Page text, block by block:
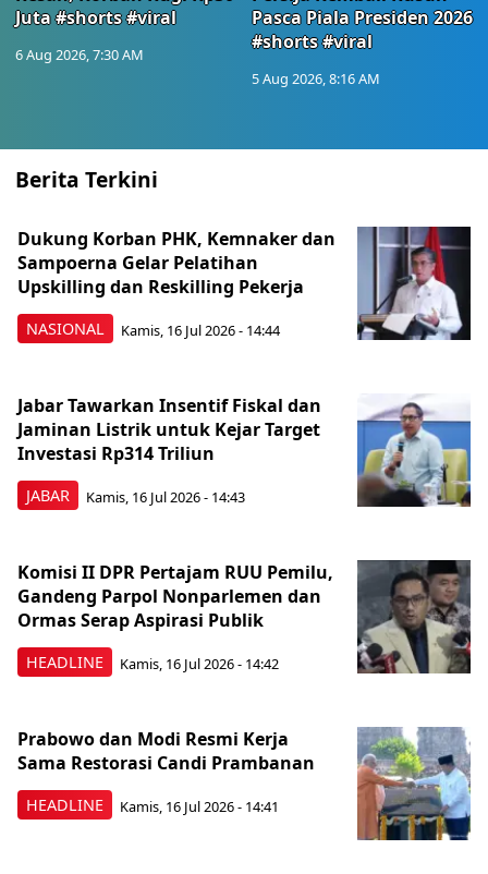
Juta #shorts #viral
6 Aug 2026, 7:30 AM
Pasca Piala Presiden 2026
#shorts #viral
5 Aug 2026, 8:16 AM
Berita Terkini
NASIONAL
Dukung Korban PHK, Kemnaker dan
Sampoerna Gelar Pelatihan
Upskilling dan Reskilling Pekerja
Kamis, 16 Jul 2026 - 14:44
JABAR
Jabar Tawarkan Insentif Fiskal dan
Jaminan Listrik untuk Kejar Target
Investasi Rp314 Triliun
Kamis, 16 Jul 2026 - 14:43
HEADLINE
Komisi II DPR Pertajam RUU Pemilu,
Gandeng Parpol Nonparlemen dan
Ormas Serap Aspirasi Publik
Kamis, 16 Jul 2026 - 14:42
HEADLINE
Prabowo dan Modi Resmi Kerja
Sama Restorasi Candi Prambanan
Kamis, 16 Jul 2026 - 14:41